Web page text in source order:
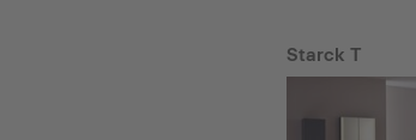
Starck T